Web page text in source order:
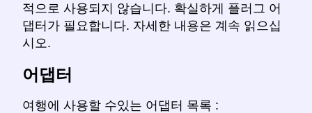
적으로 사용되지 않습니다. 확실하게 플러그 어
댑터가 필요합니다. 자세한 내용은 계속 읽으십
시오.
어댑터
여행에 사용할 수있는 어댑터 목록 :